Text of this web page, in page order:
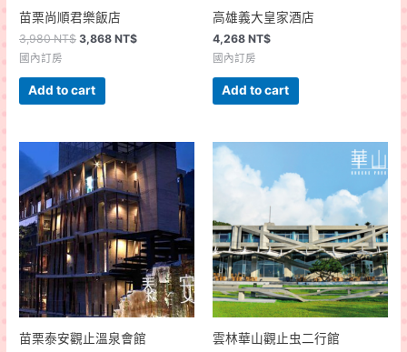
苗栗尚順君樂飯店
3,980NT$ 3,868NT$
國內訂房
Add to cart
高雄義大皇家酒店
4,268 NT$
國內訂房
Add to cart
苗栗泰安觀止溫泉會館 雲林華山觀止虫二行館